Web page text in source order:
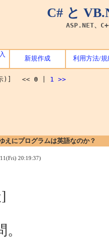
C# と
ASP.NET、
新規作成 利用方法/規
示)] << 0 1 >>
えにプログラムは英語なのか？
20:19:37)
]